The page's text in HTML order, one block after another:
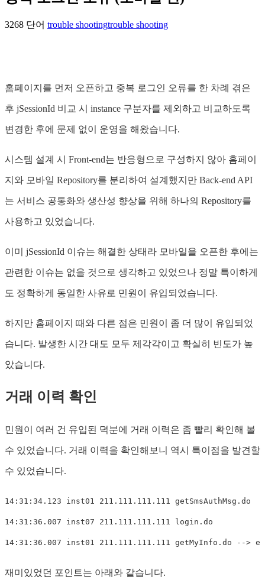
3268 단어 trouble shootingtrouble shooting
홈페이지를 먼저 오픈하고 중복 로그인 오류를 한 차례 겪은
후 jSessionId 비교 시 instance 구분자를 제외하고 비교하도록
변경한 후에 문제 없이 운영을 해왔습니다.
시스템 설계 시 Front-end는 반응형으로 구성하지 않아 홈페이
지와 모바일 Repository를 분리하여 설계했지만 Back-end API
는 서비스 공통화와 생산성 향상을 위해 하나의 Repository를
사용하고 있었습니다.
이미 jSessionId 이슈는 해결한 상태라 모바일을 오픈한 후에는
관련한 이슈는 없을 것으로 생각하고 있었으나 정말 특이하게
도 정확하게 동일한 사유로 민원이 유입되었습니다.
하지만 홈페이지 때와 다른 점은 민원이 좀 더 많이 유입되었
습니다. 발생한 시간 대도 모두 제각각이고 확실히 빈도가 높
았습니다.
거래 이력 확인
민원이 여러 건 유입된 덕분에 거래 이력은 좀 빨리 확인해 볼
수 있었습니다. 거래 이력을 확인해보니 역시 특이점을 발견할
수 있었습니다.
14:31:34.123 inst01 211.111.111.111 getSmsAuthMsg.do
14:31:36.007 inst07 211.111.111.111 login.do
14:31:36.007 inst01 211.111.111.111 getMyInfo.do -->
재미있었던 포인트는 아래와 같습니다.